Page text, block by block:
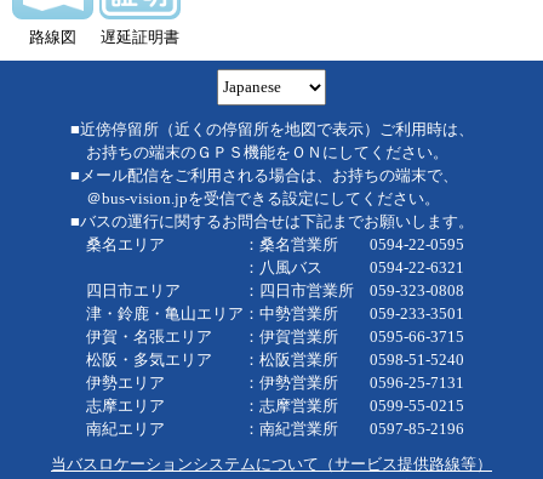
路線図 遅延証明書
■近傍停留所（近くの停留所を地図で表示）ご利用時は、
お持ちの端末のＧＰＳ機能をＯＮにしてください。
■メール配信をご利用される場合は、お持ちの端末で、
＠bus-vision.jpを受信できる設定にしてください。
■バスの運行に関するお問合せは下記までお願いします。
桑名エリア ：桑名営業所 0594-22-0595
：八風バス 0594-22-6321
四日市エリア ：四日市営業所 059-323-0808
津・鈴鹿・亀山エリア：中勢営業所 059-233-3501
伊賀・名張エリア ：伊賀営業所 0595-66-3715
松阪・多気エリア ：松阪営業所 0598-51-5240
伊勢エリア ：伊勢営業所 0596-25-7131
志摩エリア ：志摩営業所 0599-55-0215
南紀エリア ：南紀営業所 0597-85-2196
当バスロケーションシステムについて（サービス提供路線等）